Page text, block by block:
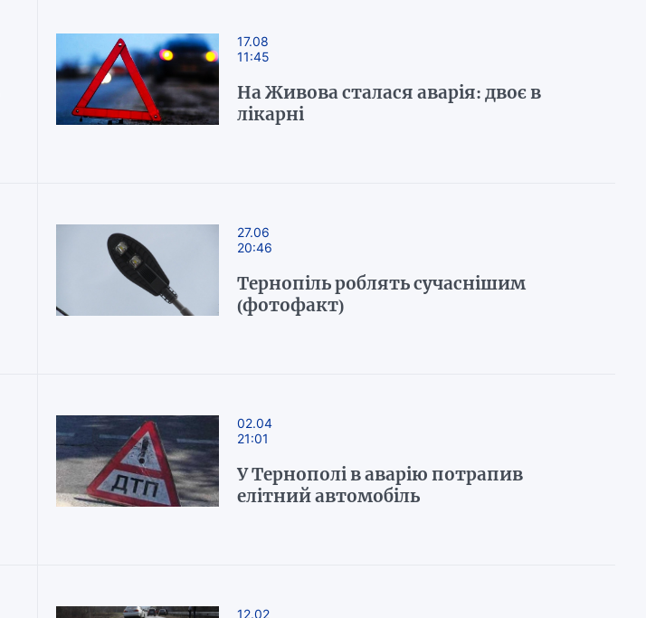
17.08
11:45
На Живова сталася аварія: двоє в
лікарні
27.06
20:46
Тернопіль роблять сучаснішим
(фотофакт)
02.04
21:01
У Тернополі в аварію потрапив
елітний автомобіль
12.02